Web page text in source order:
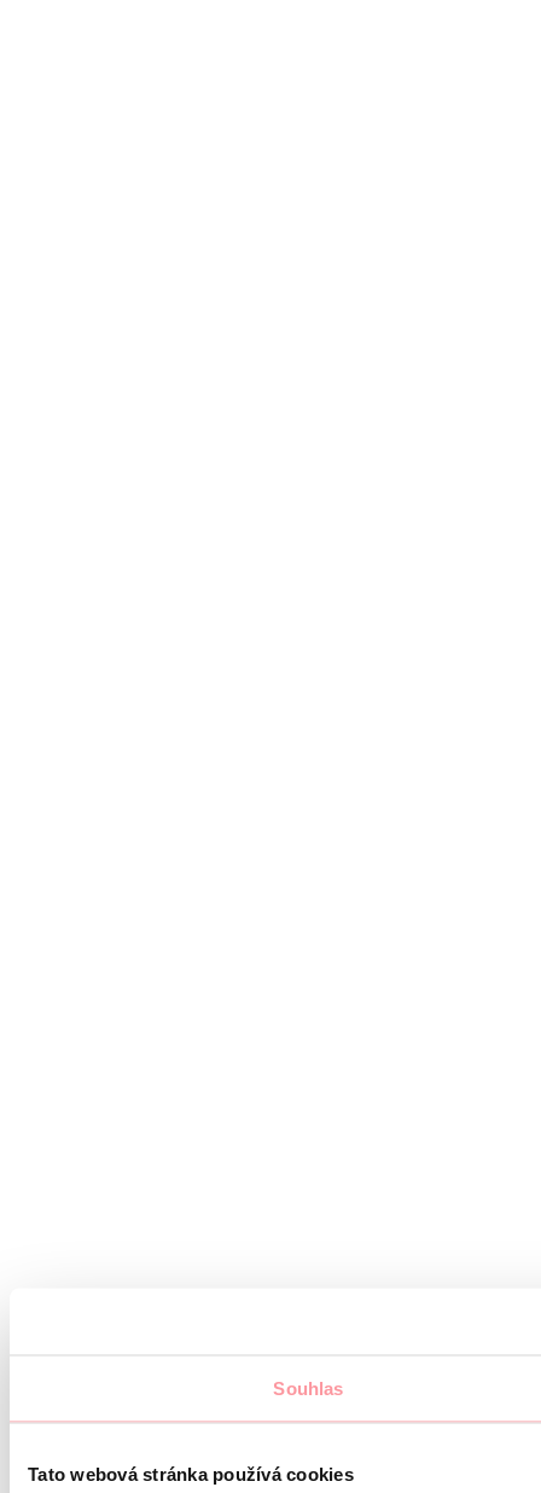
Souhlas
Tato webová stránka používá cookies